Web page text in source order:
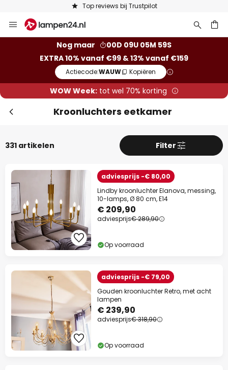
Keuze uit 50.000 lampen
naar
Nog maar
00D 09U 05M 57S
EXTRA 10% vanaf €99 & 13% vanaf €159
Actiecode:WAUW Kopiëren
WOW Week:tot wel 70% korting
Kroonluchters eetkamer
331 artikelen Filter
adviesprijs -€ 80,00
Lindby kroonluchter Elanova, messing,
10-lamps, Ø 80 cm, E14
€ 209,90
adviesprijs€ 289,90
Op voorraad
adviesprijs -€ 79,00
Gouden kroonluchter Retro, met acht
lampen
€ 239,90
adviesprijs€ 318,90
Op voorraad
Extra korting
10% korting
13% kortingvanaf €159
op bijna alles*
Actiecode:WAUW Kopiëren
Nu besparen